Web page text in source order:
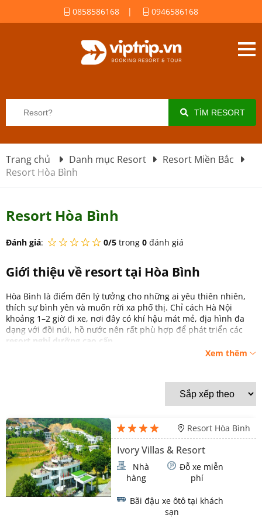
0858586168 | 0946586168
TÌM RESORT
Trang chủ Danh mục Resort
Resort Miền Bắc
Resort Hòa Bình
Resort Hòa Bình
Đánh giá: 0/5 trong 0 đánh giá
Giới thiệu về resort tại Hòa Bình
Hòa Bình là điểm đến lý tưởng cho những ai yêu thiên nhiên,
thích sự bình yên và muốn rời xa phố thị. Chỉ cách Hà Nội
khoảng 1–2 giờ đi xe, nơi đây có khí hậu mát mẻ, địa hình đa
dạng với đồi núi, hồ nước nên rất phù hợp để phát triển các
resort nghỉ dưỡng cao cấp
Những năm gần đây, nhu cầu du lịch nghỉ dưỡng tăng mạnh,
hợp spa, hồ bơi vô cực, nhà hàng view đồi – hồ.
Vì sao Hòa Bình là điểm đến nghỉ dưỡng
lý tưởng?
Gần Hà Nội, thuận tiện cho du khách đi nghỉ cuối tuần.
Khí hậu mát mẻ, thiên nhiên xanh mướt quanh năm.
Nhiều hồ – suối – núi đẹp
Kim Bôi, Lương Sơn, Hòa Bình Lake.
Xem thêm
Resort Hòa Bình
Ivory Villas & Resort
Nhà
hàng
Đỗ xe miễn
phí
Bãi đậu xe ôtô tại khách
sạn